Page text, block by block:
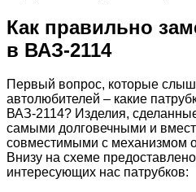
Как правильно
в ВАЗ-2114
Первый вопрос, которые
автолюбителей – какие
ВАЗ-2114? Изделия,
самыми долговечными и
совместимыми с механизмом
Внизу на схеме
интересующих нас патрубков: